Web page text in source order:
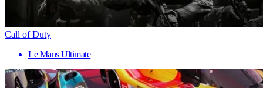
Call of Duty
Le Mans Ultimate